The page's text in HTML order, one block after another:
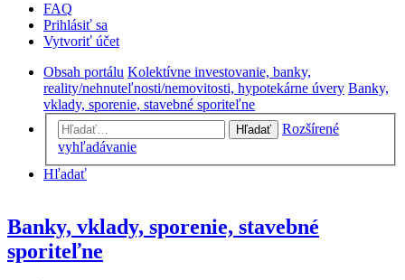
FAQ
Prihlásiť sa
Vytvoriť účet
Obsah portálu Kolektívne investovanie, banky,
reality/nehnuteľnosti/nemovitosti, hypotekárne úvery Banky,
vklady, sporenie, stavebné sporiteľne
Hľadať
Rozšírené
vyhľadávanie
Hľadať
Banky, vklady, sporenie, stavebné
sporiteľne